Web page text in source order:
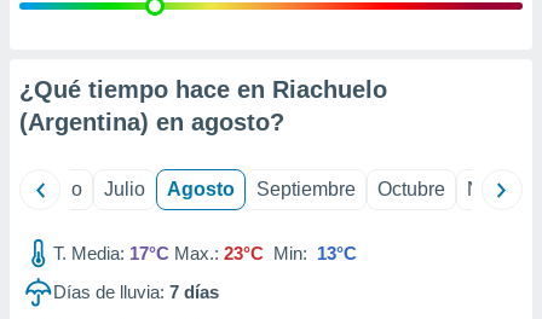
e
mediante
de
¿Qué tiempo hace en Riachuelo
(Argentina) en agosto?
Junio Julio Agosto Septiembre Octubre
T. Media: 17°C Max.: 23°C Min: 13°C
Días de lluvia: 7 días